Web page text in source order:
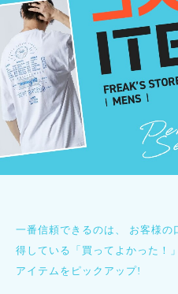
一番信頼できるのは、 お客様の
得している「買ってよかった！
アイテムをピックアップ!